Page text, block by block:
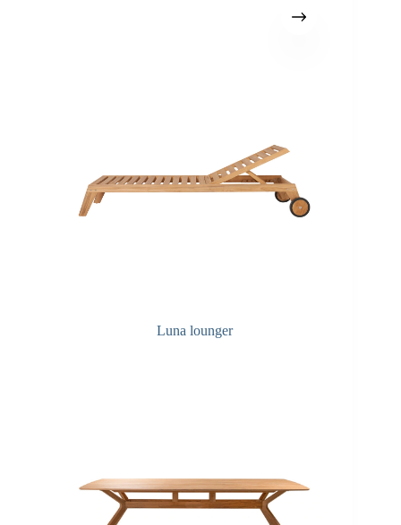
Luna lounger